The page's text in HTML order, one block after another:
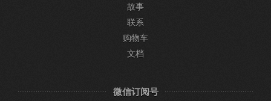
故事
联系
购物车
文档
微信订阅号